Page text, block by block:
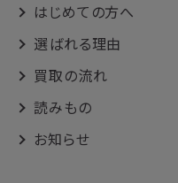
はじめての方へ
選ばれる理由
買取の流れ
読みもの
お知らせ